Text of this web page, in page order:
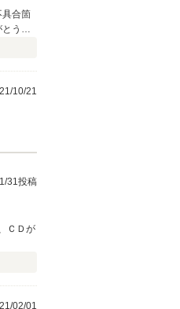
具合箇
うご
10/21
31投稿
ＣＤが
02/01